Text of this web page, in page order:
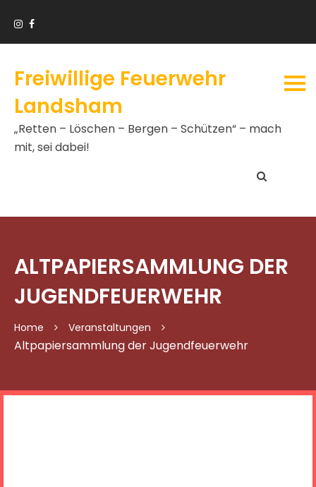
Freiwillige Feuerwehr
Landsham
„Retten – Löschen – Bergen – Schützen“ – mach
mit, sei dabei!
ALTPAPIERSAMMLUNG DER
JUGENDFEUERWEHR
Home Veranstaltungen
Altpapiersammlung der Jugendfeuerwehr